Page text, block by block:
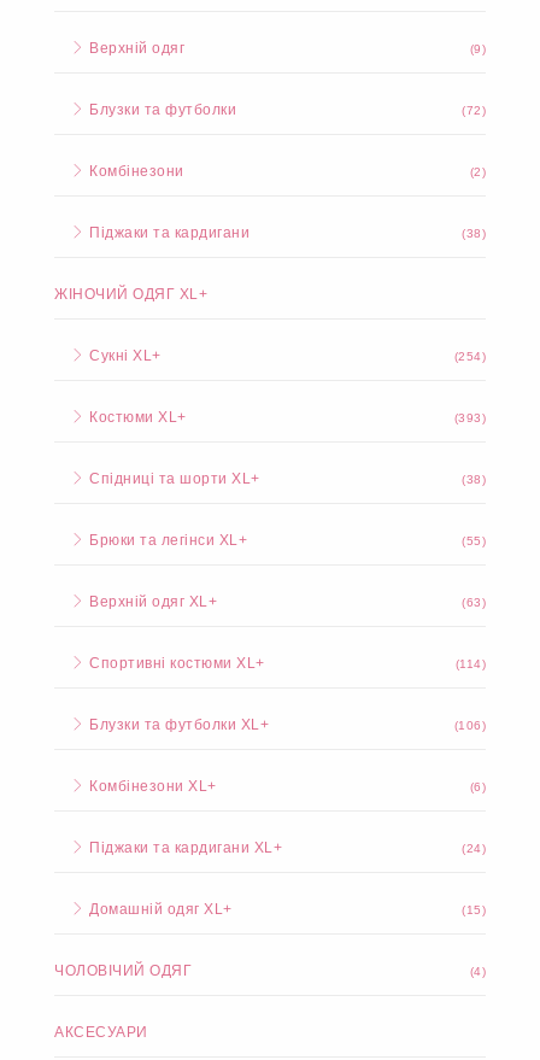
Верхній одяг (9)
Блузки та футболки (72)
Комбінезони (2)
Піджаки та кардигани (38)
ЖІНОЧИЙ ОДЯГ XL+
Сукні XL+ (254)
Костюми XL+ (393)
Спідниці та шорти XL+ (38)
Брюки та легінси XL+ (55)
Верхній одяг XL+ (63)
Спортивні костюми XL+ (114)
Блузки та футболки XL+ (106)
Комбінезони XL+ (6)
Піджаки та кардигани XL+ (24)
Домашній одяг XL+ (15)
ЧОЛОВІЧИЙ ОДЯГ (4)
АКСЕСУАРИ